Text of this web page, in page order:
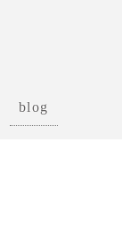
blog